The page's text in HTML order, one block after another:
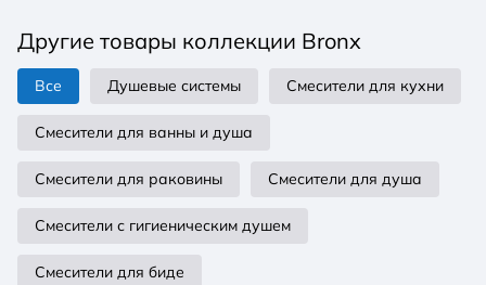
м Подключение для душевого шланга
Металлическая рукоятка Цвет графит Материал
латунь
Другие товары коллекции Bronx
Все Душевые системы Смесители для кухни
Смесители для ванны и душа
Смесители для раковины Смесители для душа
Смесители с гигиеническим душем
Смесители для биде